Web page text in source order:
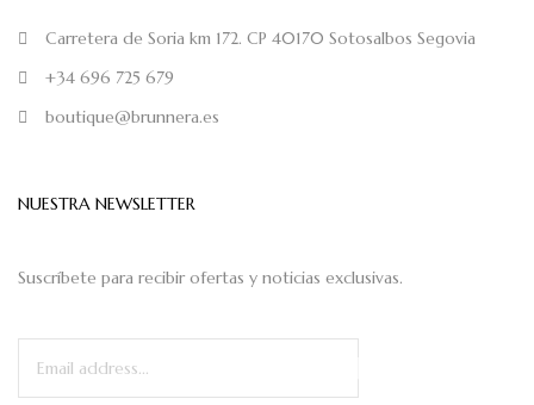
Carretera de Soria km 172. CP 40170 Sotosalbos Segovia
+34 696 725 679
boutique@brunnera.es
NUESTRA NEWSLETTER
Suscríbete para recibir ofertas y noticias exclusivas.